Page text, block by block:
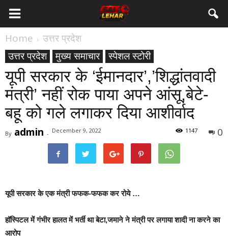
Home
उत्तर प्रदेश
उत्तर प्रदेश
मुख्य समाचार स्पेशल स्टोरी
यूपी सरकार के ‘ईमानदार’,’शिद्धांतवादी
मंत्री’ नहीं रोक पाया अपने आंसू,बेटे-
बहू को गले लगाकर दिया आशीर्वाद
By admin - December 9, 2022 0
1147
यूपी सरकार के एक मंत्री फफक-फफक कर रोये …
हॉस्पिटल में गंभीर हालत में भर्ती था बेटा,जमाने ने मंत्री पर लगाया शादी ना करने का
आरोप